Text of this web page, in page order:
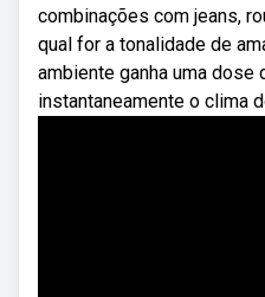
combinações com jeans,
qual for a tonalidade de
ambiente ganha uma dose
instantaneamente o clima